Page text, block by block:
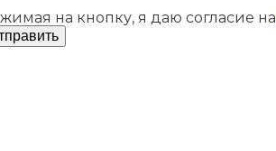
на кнопку, я даю согласие на